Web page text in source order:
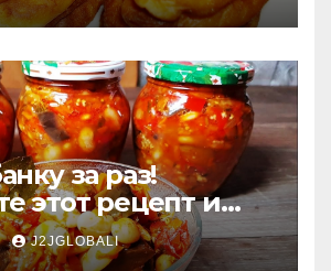
за раз!
этот рецепт и
побольше:
с фасолью и
J2JGLOBALI